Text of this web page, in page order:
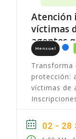
Atención
víctimas
agentes
Mensual
Transforma
protección:
víctimas de
Estado En
Disponible...
02 - 28